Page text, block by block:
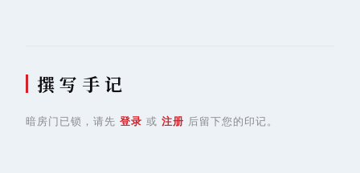
撰 写 手 记
暗房门已锁，请先 登录 或 注册 后留下您的印记。